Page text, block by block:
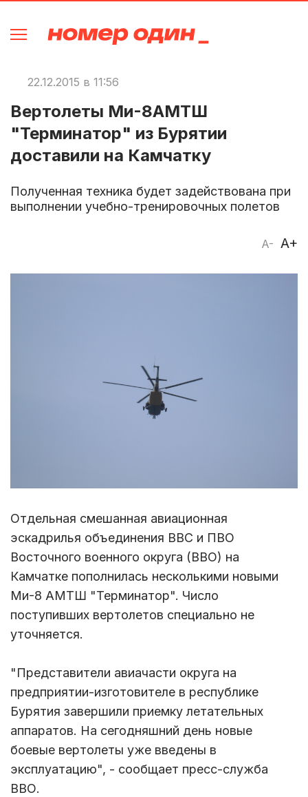
22.12.2015 в 11:56
Вертолеты Ми-8АМТШ
"Терминатор" из Бурятии
доставили на Камчатку
Полученная техника будет задействована при
выполнении учебно-тренировочных полетов
A- A+
Отдельная смешанная авиационная
эскадрилья объединения ВВС и ПВО
Восточного военного округа (ВВО) на
Камчатке пополнилась несколькими новыми
Ми-8 АМТШ "Терминатор". Число
поступивших вертолетов специально не
уточняется.
"Представители авиачасти округа на
предприятии-изготовителе в республике
Бурятия завершили приемку летательных
аппаратов. На сегодняшний день новые
боевые вертолеты уже введены в
эксплуатацию", - сообщает пресс-служба
ВВО.